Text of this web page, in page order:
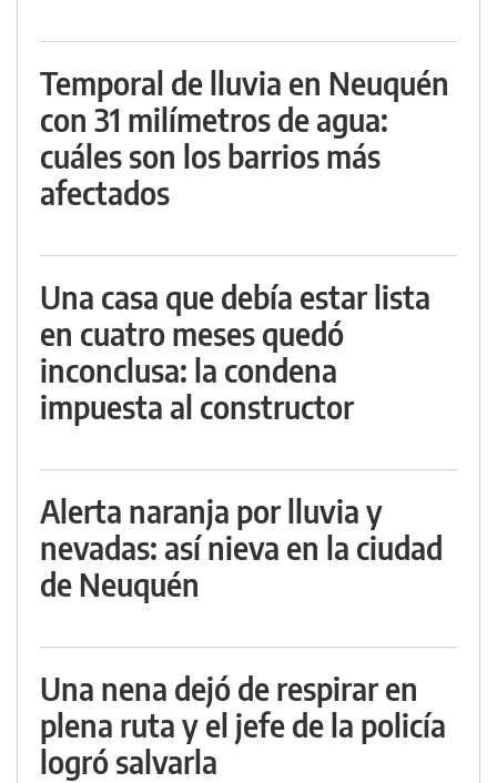
Temporal de lluvia en Neuquén
con 31 milímetros de agua:
cuáles son los barrios más
afectados
Una casa que debía estar lista
en cuatro meses quedó
inconclusa: la condena
impuesta al constructor
Alerta naranja por lluvia y
nevadas: así nieva en la ciudad
de Neuquén
Una nena dejó de respirar en
plena ruta y el jefe de la policía
logró salvarla